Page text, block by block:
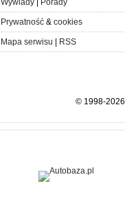
Wywiady| Porady
Prywatność& cookies
Mapa serwisu RSS
© 1998-2026